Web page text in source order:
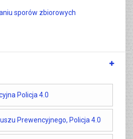
sporów zbiorowych
Policja 4.0
Prewencyjnego, Policja 4.0